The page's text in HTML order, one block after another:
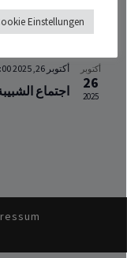
قداس في
Herne
أكتوبر
26
2025
أكتوبر 26, 2025 8:00 م
اجتماع
Einstellungen